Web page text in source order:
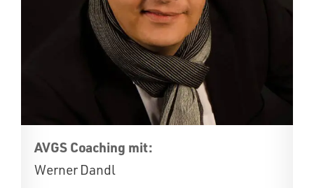
AVGS Coaching mit:
Werner Dandl